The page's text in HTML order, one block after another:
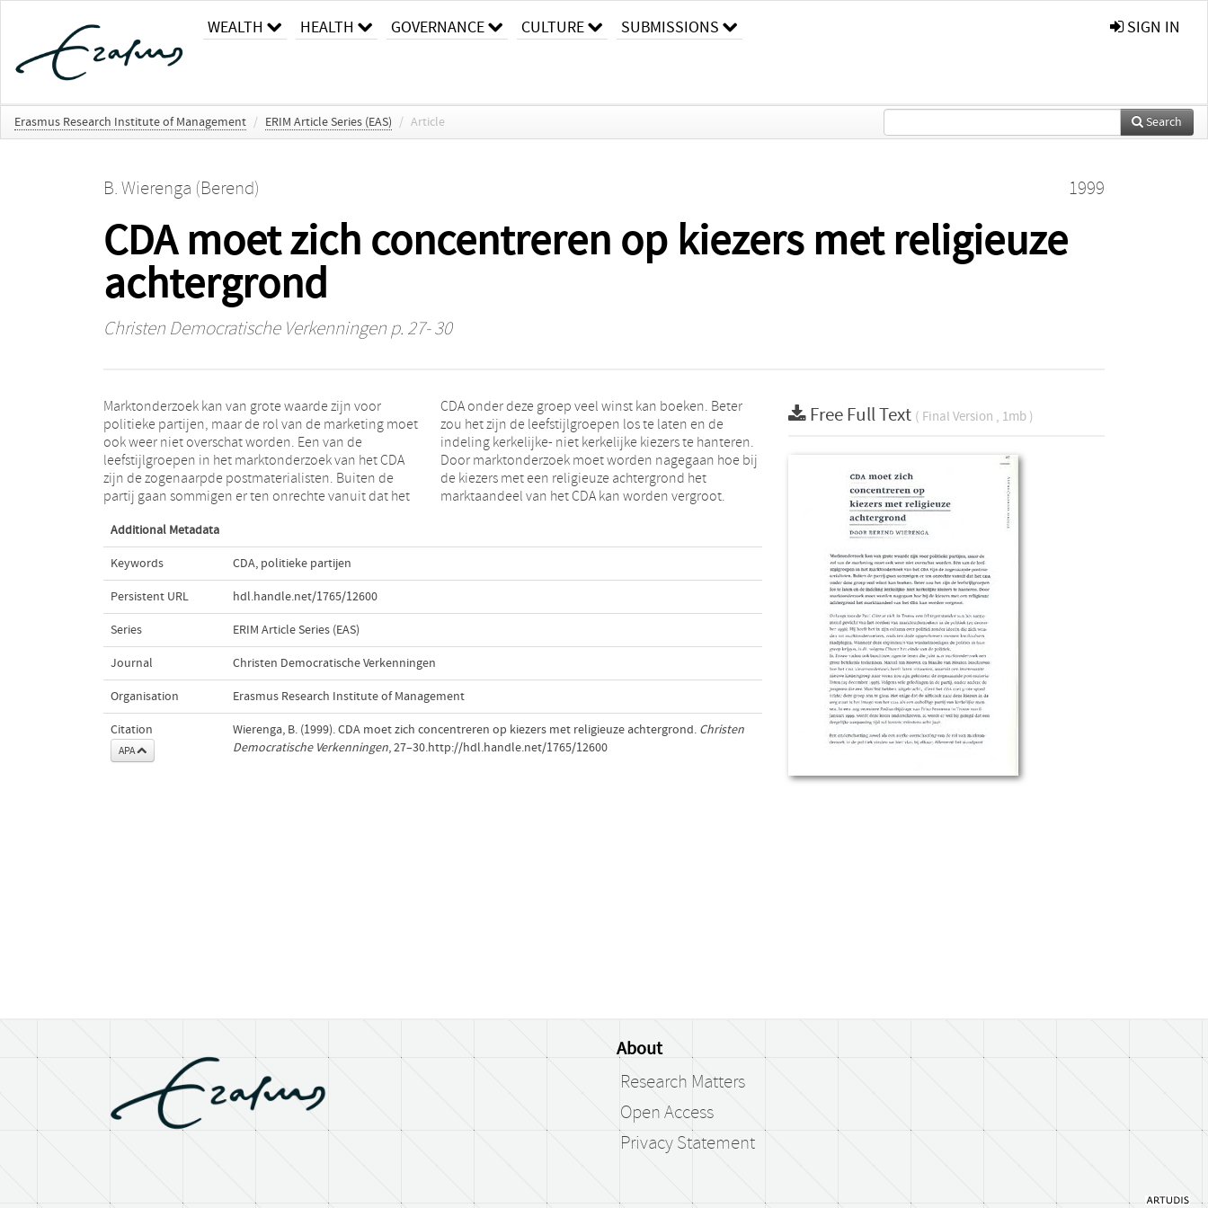
WEALTH HEALTH GOVERNANCE CULTURE SUBMISSIONS SIGN IN
Erasmus Research Institute of Management / ERIM Article Series (EAS) / Article Search
B. Wierenga (Berend) 1999
CDA moet zich concentreren op kiezers met religieuze
achtergrond
Christen Democratische Verkenningenp. 27- 30
Marktonderzoek kan van grote waarde zijn voor
politieke partijen, maar de rol van de marketing moet
ook weer niet overschat worden. Een van de
leefstijlgroepen in het marktonderzoek van het CDA
zijn de zogenaarpde postmaterialisten. Buiten de
partij gaan sommigen er ten onrechte vanuit dat het
CDA onder deze groep veel winst kan boeken. Beter
zou het zijn de leefstijlgroepen los te laten en de
indeling kerkelijke- niet kerkelijke kiezers te hanteren.
Door marktonderzoek moet worden nagegaan hoe bij
de kiezers met een religieuze achtergrond het
marktaandeel van het CDA kan worden vergroot.
Additional Metadata
Keywords CDA, politieke partijen
Persistent URL hdl.handle.net/1765/12600
Series ERIM Article Series (EAS)
Journal Christen Democratische Verkenningen
Organisation Erasmus Research Institute of Management
Citation
APA
Wierenga, B. (1999). CDA moet zich concentreren op kiezers met religieuze achtergrond. Christen
Democratische Verkenningen, 27–30.http://hdl.handle.net/1765/12600
Free Full Text ( Final Version , 1mb )
About
Research Matters
Open Access
Privacy Statement